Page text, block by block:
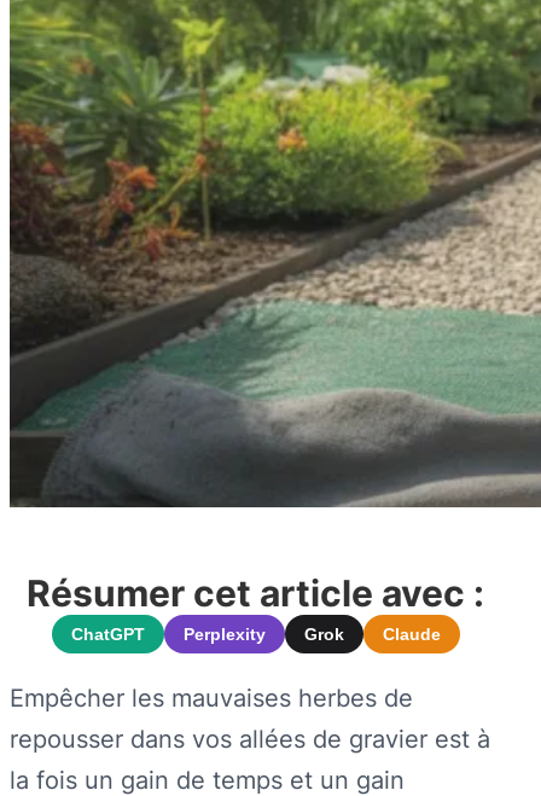
Résumer cet article avec :
ChatGPT Perplexity Grok Claude
Empêcher les mauvaises herbes de
repousser dans vos allées de gravier est à
la fois un gain de temps et un gain